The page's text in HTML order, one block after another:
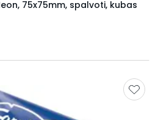
75x75mm, spalvoti, kubas